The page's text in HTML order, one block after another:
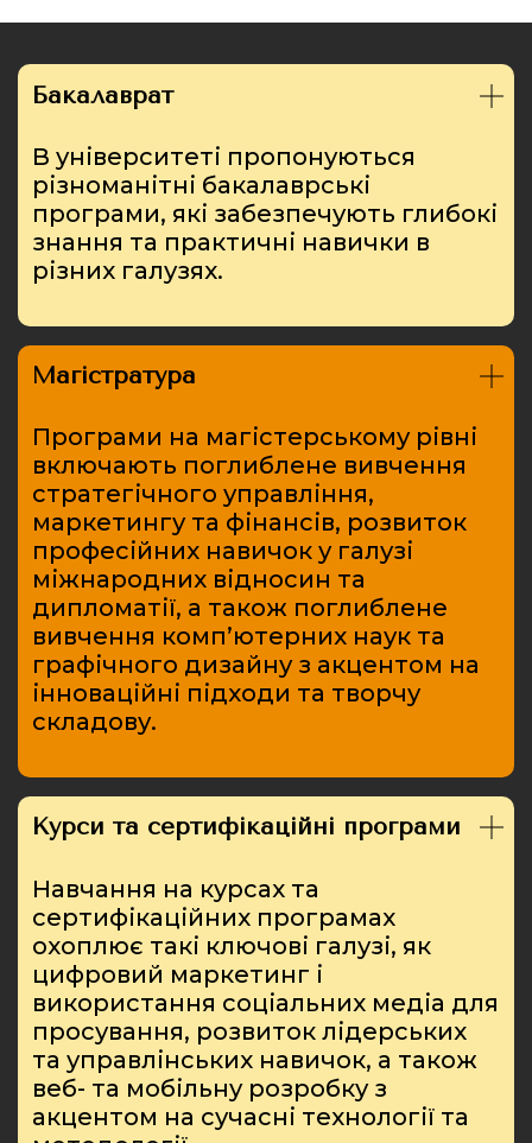
Бакалаврат
В університеті пропонуються
різноманітні бакалаврські
програми, які забезпечують глибокі
знання та практичні навички в
різних галузях.
Магістратура
Програми на магістерському рівні
включають поглиблене вивчення
стратегічного управління,
маркетингу та фінансів, розвиток
професійних навичок у галузі
міжнародних відносин та
дипломатії, а також поглиблене
вивчення комп’ютерних наук та
графічного дизайну з акцентом на
інноваційні підходи та творчу
складову.
Курси та сертифікаційні програми
Навчання на курсах та
сертифікаційних програмах
охоплює такі ключові галузі, як
цифровий маркетинг і
використання соціальних медіа для
просування, розвиток лідерських
та управлінських навичок, а також
веб- та мобільну розробку з
акцентом на сучасні технології та